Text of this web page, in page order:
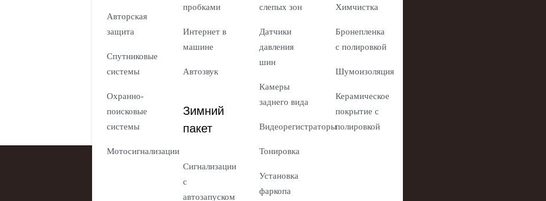
Авторская
защита
Спутниковые
системы
Охранно-
поисковые
системы
Мотосигнализации
пробками
Интернет в
машине
Автозвук
Зимний
пакет
Сигнализации
с
автозапуском
слепых зон
Датчики
давления
шин
Камеры
заднего вида
Видеорегистраторы
Тонировка
Установка
фаркопа
Химчистка
Бронепленка
с полировкой
Шумоизоляция
Керамическое
покрытие с
полировкой